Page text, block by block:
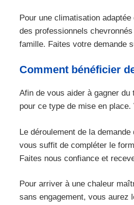
Pour une climatisation
des professionnels
famille. Faites votre demande
Comment bénéficier
Afin de vous aider à gagner
pour ce type de mise en
Le déroulement de la
vous suffit de compléter le
Faites nous confiance et
Pour arriver à une chaleur
sans engagement, vous aurez